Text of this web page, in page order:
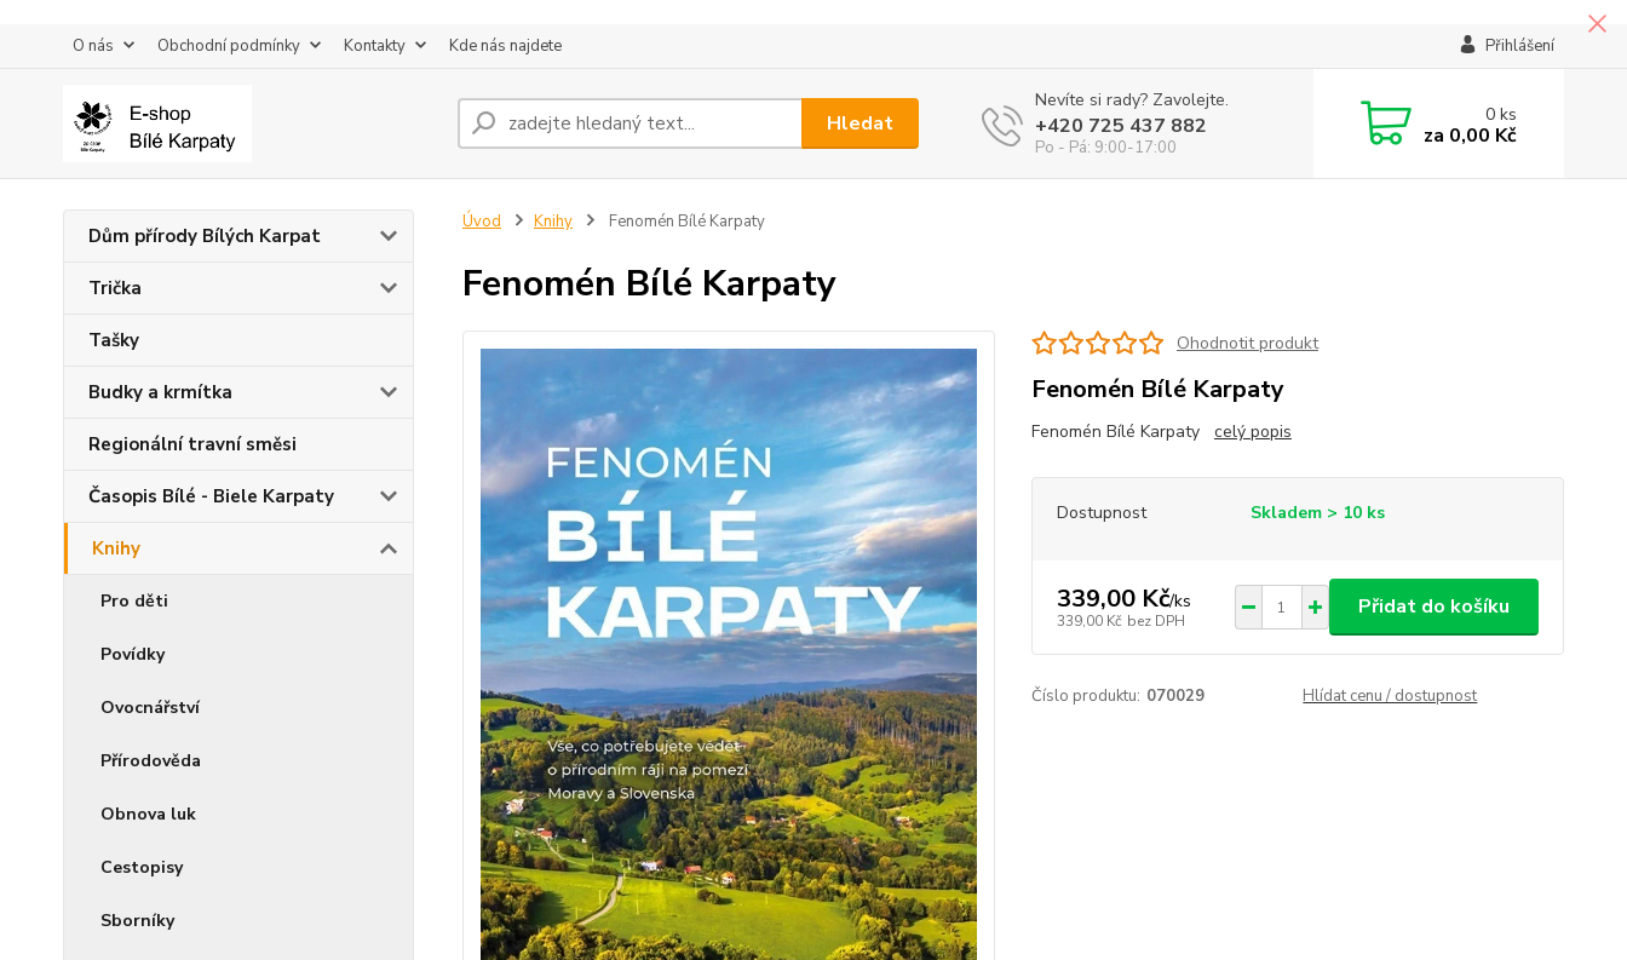
O nás Obchodní podmínky Kontakty Kde nás najdete Přihlášení
Hledat
Nevíte si rady? Zavolejte.
+420 725 437 882
Po - Pá: 9:00-17:00
0ks
za 0,00 Kč
Dům přírody Bílých Karpat
Trička
Tašky
Budky a krmítka
Regionální travní směsi
Časopis Bílé - Biele Karpaty
Knihy
Pro děti
Povídky
Ovocnářství
Přírodověda
Obnova luk
Cestopisy
Sborníky
Úvod Knihy Fenomén Bílé Karpaty
Fenomén Bílé Karpaty
Ohodnotit produkt
Fenomén Bílé Karpaty
Fenomén Bílé Karpaty celý popis
Dostupnost Skladem > 10 ks
339,00 Kč/ks
339,00 Kč bez DPH
Přidat do košíku
Číslo produktu: 070029 Hlídat cenu / dostupnost